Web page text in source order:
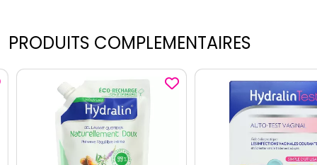
PRODUITS COMPLEMENTAIRES